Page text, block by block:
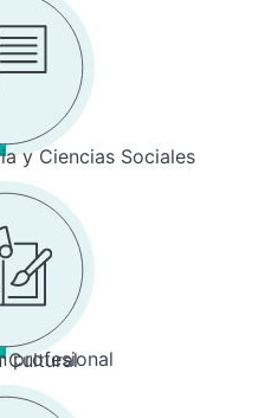
y Ciencias Sociales
profesional
Cultural